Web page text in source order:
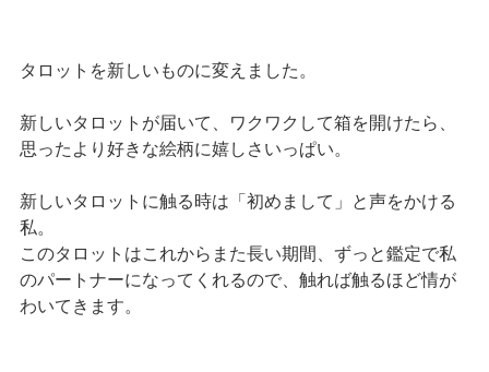
タロットを新しいものに変えました。
新しいタロットが届いて、ワクワクして箱を開けたら、
思ったより好きな絵柄に嬉しさいっぱい。
新しいタロットに触る時は「初めまして」と声をかける
私。
このタロットはこれからまた長い期間、ずっと鑑定で私
のパートナーになってくれるので、触れば触るほど情が
わいてきます。